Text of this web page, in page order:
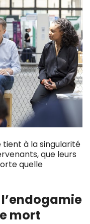
à la singularité
que leurs
quelle
mort